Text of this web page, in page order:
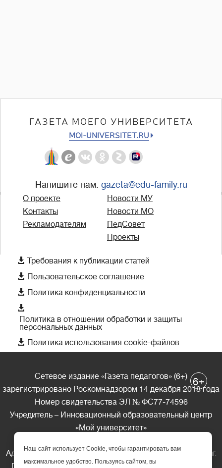
ГАЗЕТА МОЕГО УНИВЕРСИТЕТА
MOI-UNIVERSITET.RU
Напишите нам: gazeta@edu-family.ru
О проекте
Контакты
Рекламодателям
Новости МУ
Новости МО
ПедСовет
Проекты
 Требования к публикации статей
 Пользовательское соглашение
 Политика конфиденциальности

Политика в отношении обработки и защиты
персональных данных
 Политика использования cookie-файлов
Сетевое издание «Газета педагогов» (6+)
зарегистрировано Роскомнадзором 14 декабря 2018 года
Номер свидетельства ЭЛ № ФС77-74596
Учредитель – Инновационный образовательный центр
«Мой университет»
Адрес редакции: 185035 Россия, Республика Карелия, г.
6+
Наш сайт использует Cookie, чтобы гарантировать вам
максимальное удобство. Пользуясь сайтом, вы